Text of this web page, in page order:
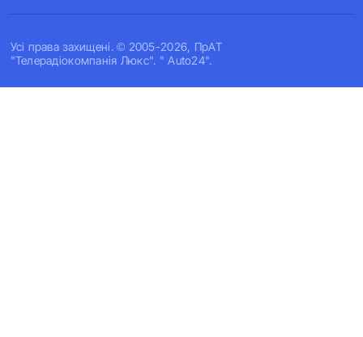
Усi права захищенi. © 2005-2026, ПрАТ
"Телерадіокомпанія Люкс". " Auto24".